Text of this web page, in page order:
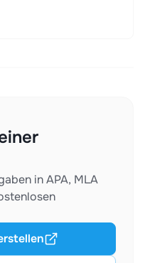
in APA, MLA